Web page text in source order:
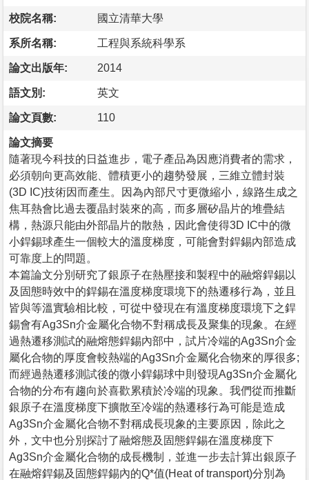
校院名稱: 國立清華大學
系所名稱: 工程與系統科學系
論文出版年: 2014
語文別: 英文
論文頁數: 110
論文摘要
隨著現今科技的日益進步，電子產品為因應消費者的需求，
必須朝向更高效能、體積更小的趨勢發展，三維立體封裝
(3D IC)技術因而產生。因為內部尺寸更微縮小，線路生成之
焦耳熱會比過去覆晶封裝來的高，而多層矽晶片的堆疊結
構，熱源只能由外部晶片的散熱，因此會使得3D IC中的微
小銲錫球產生一個較大的溫度梯度，可能會對銲錫內部造成
可靠度上的問題。
本篇論文分別研究了銀原子在熱壓接和製程中的融熔銲錫以
及固態時效中的銲錫在溫度梯度環境下的熱遷移行為，並且
皆與等溫實驗相比較，可從中發現在有溫度梯度環境下之銲
錫會有Ag3Sn介金屬化合物不對稱成長及聚集的現象。在經
過熱遷移測試的融熔態銲錫內部中，試片冷端的Ag3Sn介金
屬化合物的厚度會較熱端的Ag3Sn介金屬化合物來的厚很多;
而經過熱遷移測試後的微小銲錫球中則發現Ag3Sn介金屬化
合物的分布有趨向於喜歡累積於冷端的現象。我們從而推斷
銀原子在溫度梯度下擴散至冷端的熱遷移行為可能是造成
Ag3Sn介金屬化合物不對稱成長現象的主要原因，除此之
外，文中也分別探討了融熔態及固態銲錫在溫度梯度下
Ag3Sn介金屬化合物的成長機制，並進一步去計算出銀原子
在融熔銲錫及固態銲錫內的Q*值(Heat of transport)分別為